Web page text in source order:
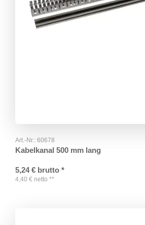
Art.-Nr.: 60678
Kabelkanal 500 mm lang
5,24 € brutto *
4,40 € netto **